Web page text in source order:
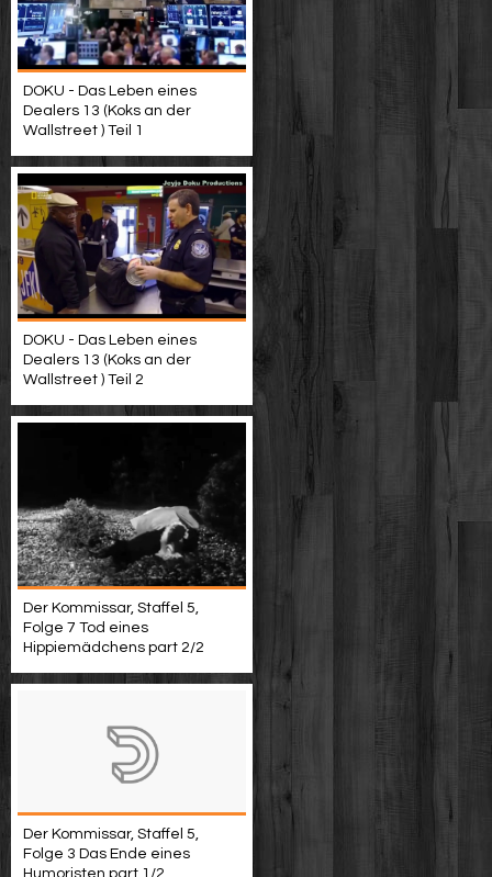
DOKU - Das Leben eines
Dealers 13 (Koks an der
Wallstreet ) Teil 1
DOKU - Das Leben eines
Dealers 13 (Koks an der
Wallstreet ) Teil 2
Der Kommissar, Staffel 5,
Folge 7 Tod eines
Hippiemädchens part 2/2
Der Kommissar, Staffel 5,
Folge 3 Das Ende eines
Humoristen part 1/2